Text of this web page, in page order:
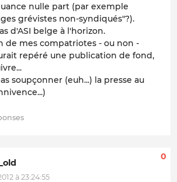
nulle part (par exemple
grévistes non-syndiqués"?).
d'ASI belge à l'horizon.
de mes compatriotes - ou non -
repéré une publication de fond,
soupçonner (euh...) la presse au
...)
à 23:24:55
0